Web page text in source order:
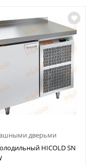
дверьми
HICOLD SN